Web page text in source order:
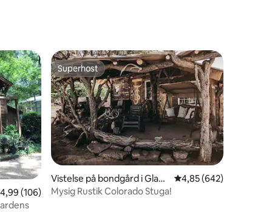
av 5 i genomsnittligt betyg, 106 omdömen
4,99 (106)
Superhost
Superhost
Vistelse på bondgård i Glade
Park
4,85 av 5 i
4,85 (642)
Mysig Rustik Colorado Stuga!